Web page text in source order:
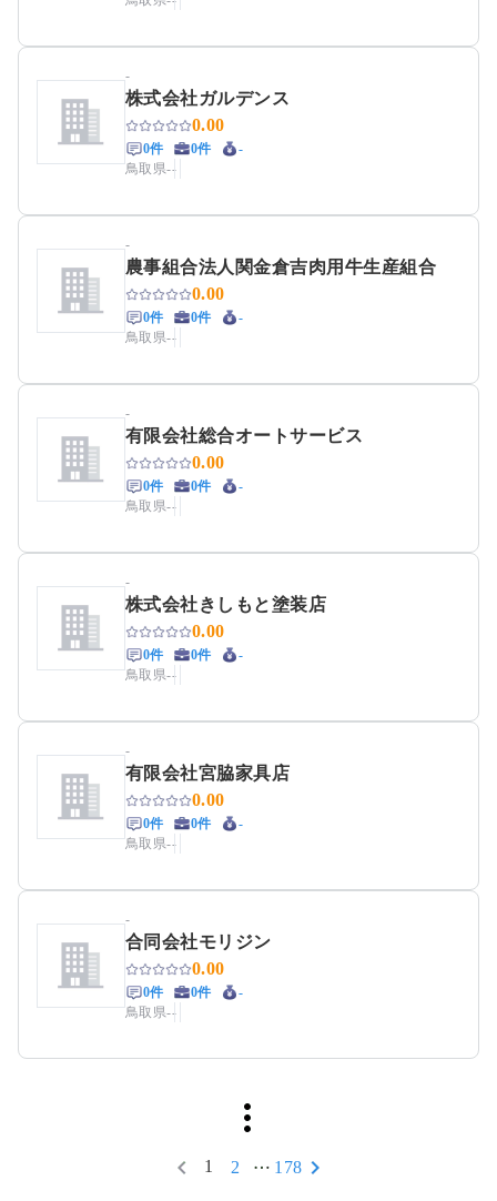
-
株式会社ガルデンス
0.00
0件 0件
-
鳥取県--
-
農事組合法人関金倉吉肉用牛生産組合
0.00
0件 0件
-
鳥取県--
-
有限会社総合オートサービス
0.00
0件 0件
-
鳥取県--
-
株式会社きしもと塗装店
0.00
0件 0件
-
鳥取県--
-
有限会社宮脇家具店
0.00
0件 0件
-
鳥取県--
-
合同会社モリジン
0.00
0件 0件
-
鳥取県--
1 2 178